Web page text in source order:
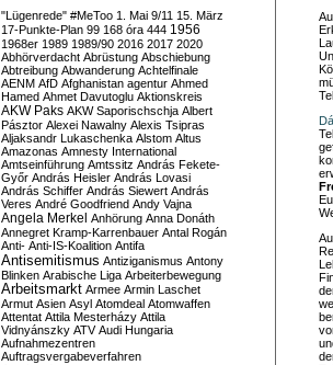
"Lügenrede" #MeToo 1. Mai 9/11 15. März
17-Punkte-Plan 99 168 óra 444 1956
1968er 1989 1989/90 2016 2017 2020
Abhörverdacht Abrüstung Abschiebung
Abtreibung Abwanderung Achtelfinale
AENM AfD Afghanistan agentur Ahmed
Hamed Ahmet Davutoglu Aktionskreis
AKW Paks AKW Saporischschja Albert
Pásztor Alexei Nawalny Alexis Tsipras
Aljaksandr Lukaschenka Alstom Altus
Amazonas Amnesty International
Amtseinführung Amtssitz András Fekete-
Győr András Heisler András Lovasi
András Schiffer András Siewert András
Veres André Goodfriend Andy Vajna
Angela Merkel Anhörung Anna Donáth
Annegret Kramp-Karrenbauer Antal Rogán
Anti- Anti-IS-Koalition Antifa
Antisemitismus Antiziganismus Antony
Blinken Arabische Liga Arbeiterbewegung
Arbeitsmarkt Armee Armin Laschet
Armut Asien Asyl Atomdeal Atomwaffen
Attentat Attila Mesterházy Attila
Vidnyánszky ATV Audi Hungaria
Aufnahmezentren
Auftragsvergabeverfahren